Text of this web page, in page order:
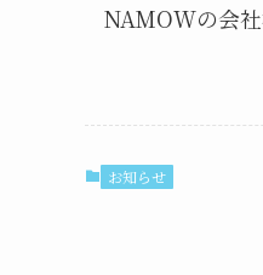
NAMOWの会
お知らせ